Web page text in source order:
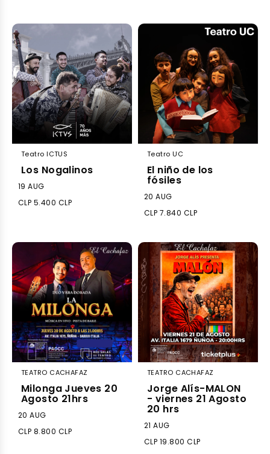
Teatro ICTUS
Los Nogalinos
19 AUG
CLP 5.400 CLP
Teatro UC
El niño de los
fósiles
20 AUG
CLP 7.840 CLP
TEATRO CACHAFAZ
Milonga Jueves 20
Agosto 21hrs
20 AUG
CLP 8.800 CLP
TEATRO CACHAFAZ
Jorge Alís-MALON
- viernes 21 Agosto
20 hrs
21 AUG
CLP 19.800 CLP